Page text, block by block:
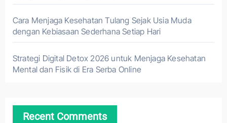
Cara Menjaga Kesehatan Tulang Sejak Usia Muda
dengan Kebiasaan Sederhana Setiap Hari
Strategi Digital Detox 2026 untuk Menjaga Kesehatan
Mental dan Fisik di Era Serba Online
Recent Comments